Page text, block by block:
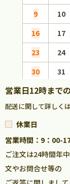
9
10
16
17
23
24
30
31
営業日12時まで
配送に関して詳しくは
休業日
営業時間：9：00-
ご注文は24時間年
文やお問合せ等の